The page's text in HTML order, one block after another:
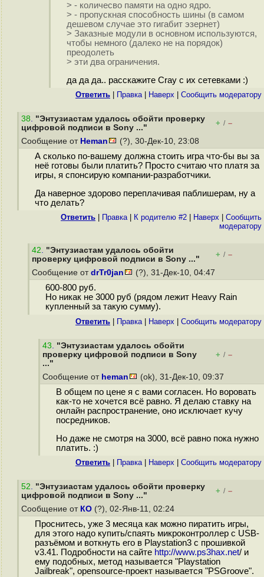
> - количесво памяти на одно ядро.
> - пропускная способность шины (в самом
дешевом случае это гигабит эзернет)
> Заказные модули в основном используются,
чтобы немного (далеко не на порядок)
преодолеть
> эти два ограничения.
да да да.. расскажите Cray с их сетевками :)
Ответить Правка| Наверх Cообщить модератору
38. "Энтузиастам удалось обойти проверку
цифровой подписи в Sony ..."
+ / –
Сообщение от Heman (?), 30-Дек-10, 23:08
А сколько по-вашему должна стоить игра что-бы вы за
неё готовы были платить? Просто считаю что платя за
игры, я спонсирую компании-разработчики.
Да наверное здорово переплачивая паблишерам, ну а
что делать?
Ответить Правка| К родителю #2 Наверх
Cообщить
модератору
42. "Энтузиастам удалось обойти
проверку цифровой подписи в Sony ..."
+ / –
Сообщение от drTr0jan (?), 31-Дек-10, 04:47
600-800 руб.
Но никак не 3000 руб (рядом лежит Heavy Rain
купленный за такую сумму).
Ответить Правка| Наверх Cообщить модератору
43. "Энтузиастам удалось обойти
проверку цифровой подписи в Sony
..."
+ / –
Сообщение от heman (ok), 31-Дек-10, 09:37
В общем по цене я с вами согласен. Но воровать
как-то не хочется всё равно. Я делаю ставку на
онлайн распространение, оно исключает кучу
посредников.
Но даже не смотря на 3000, всё равно пока нужно
платить. :)
Ответить Правка| Наверх Cообщить модератору
52. "Энтузиастам удалось обойти проверку
цифровой подписи в Sony ..."
+ / –
Сообщение от КО (?), 02-Янв-11, 02:24
Проснитесь, уже 3 месяца как можно пиратить игры,
для этого надо купить/спаять микроконтроллер с USB-
разъёмом и воткнуть его в Playstation3 с прошивкой
v3.41. Подробности на сайте http://www.ps3hax.net/ и
ему подобных, метод называется "Playstation
Jailbreak", opensource-проект называется "PSGroove".